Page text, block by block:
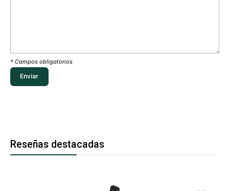
* Campos obligatorios
Reseñas destacadas